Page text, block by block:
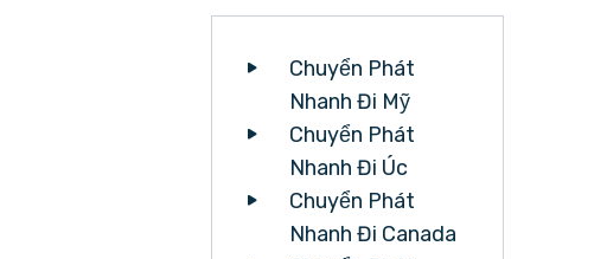
Chuyển Phát
Nhanh Đi Mỹ
Chuyển Phát
Nhanh Đi Úc
Chuyển Phát
Nhanh Đi Canada